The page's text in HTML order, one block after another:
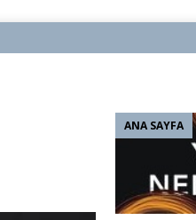
ANA SAYFA